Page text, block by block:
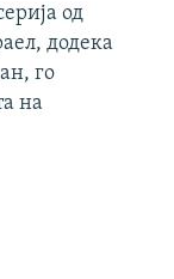
од
додека
го
на